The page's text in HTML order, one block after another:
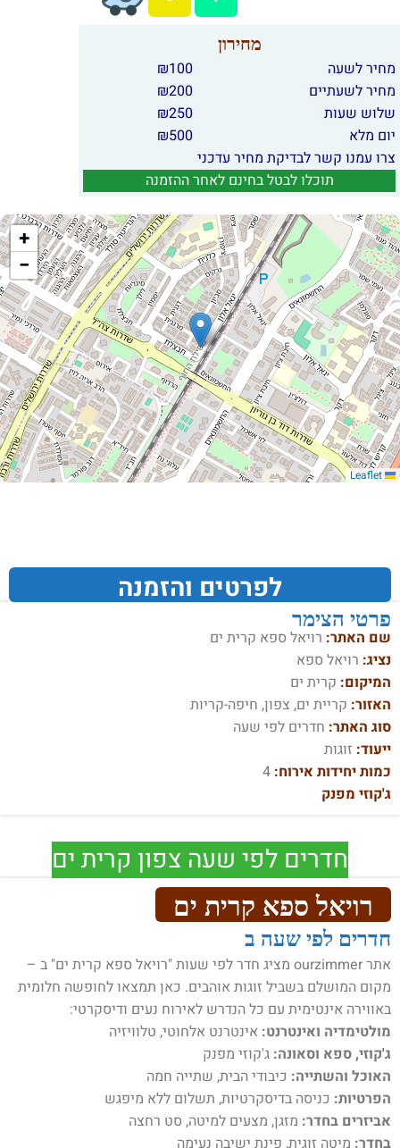
מחירון
מחיר לשעה 100
₪
מחיר לשעתיים
200
₪
שלוש שעות
250
₪
יום מלא
500
₪
צרו עמנו קשר לבדיקת מחיר עדכני
תוכלו לבטל בחינם לאחר ההזמנה
+
−
לפרטים והזמנה
פרטי הצימר
שם האתר: רויאל ספא קרית ים
נציג: רויאל ספא
המיקום: קרית ים
האזור: קריית ים‏, צפון, חיפה-קריות
סוג האתר: חדרים לפי שעה
ייעוד: זוגות
כמות יחידות אירוח: 4
ג'קוזי מפנק
חדרים לפי שעה צפון קרית ים
רויאל ספא קרית ים
חדרים לפי שעה ב
אתר ourzimmer מציג חדר לפי שעות "רויאל ספא קרית ים" ב –
מקום המושלם בשביל זוגות אוהבים. כאן תמצאו לחופשה חלומית
באווירה אינטימית עם כל הנדרש לאירוח נעים ודיסקרטי:
מולטימדיה ואינטרנט: אינטרנט אלחוטי, טלוויזיה
ג'קוזי, ספא וסאונה: ג'קוזי מפנק
האוכל והשתייה: כיבודי הבית, שתייה חמה
הפרטיות: כניסה בדיסקרטיות, תשלום ללא מיפגש
אביזרים בחדר: מזגן, מצעים למיטה, סט רחצה
בחדר: מיטה זוגית, פינת ישיבה נעימה